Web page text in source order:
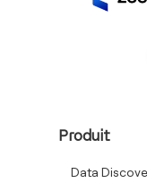
Produit
Data